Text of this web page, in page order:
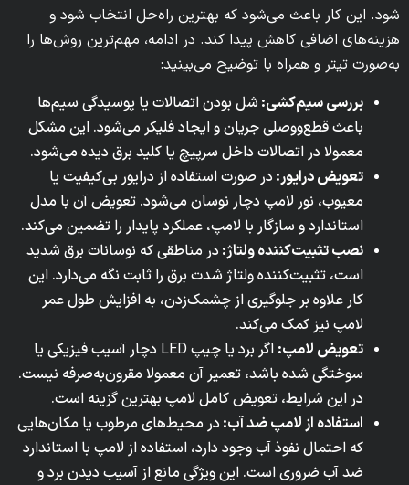
شود. این کار باعث می‌شود که بهترین راه‌حل انتخاب شود و
هزینه‌های اضافی کاهش پیدا کند. در ادامه، مهم‌ترین روش‌ها را
به‌صورت تیتر و همراه با توضیح می‌بینید:
بررسی سیم‌کشی: شل بودن اتصالات یا پوسیدگی سیم‌ها
باعث قطع‌ووصلی جریان و ایجاد فلیکر می‌شود. این مشکل
معمولا در اتصالات داخل سرپیچ یا کلید برق دیده می‌شود.
تعویض درایور: در صورت استفاده از درایور بی‌کیفیت یا
معیوب، نور لامپ دچار نوسان می‌شود. تعویض آن با مدل
استاندارد و سازگار با لامپ، عملکرد پایدار را تضمین می‌کند.
نصب تثبیت‌کننده ولتاژ: در مناطقی که نوسانات برق شدید
است، تثبیت‌کننده ولتاژ شدت برق را ثابت نگه می‌دارد. این
کار علاوه بر جلوگیری از چشمک‌زدن، به افزایش طول عمر
لامپ نیز کمک می‌کند.
تعویض لامپ: اگر برد یا چیپ LED دچار آسیب فیزیکی یا
سوختگی شده باشد، تعمیر آن معمولا مقرون‌به‌صرفه نیست.
در این شرایط، تعویض کامل لامپ بهترین گزینه است.
استفاده از لامپ ضد آب: در محیط‌های مرطوب یا مکان‌هایی
که احتمال نفوذ آب وجود دارد، استفاده از لامپ با استاندارد
ضد آب ضروری است. این ویژگی مانع از آسیب دیدن برد و